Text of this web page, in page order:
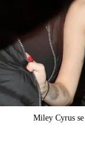
Miley Cyrus se